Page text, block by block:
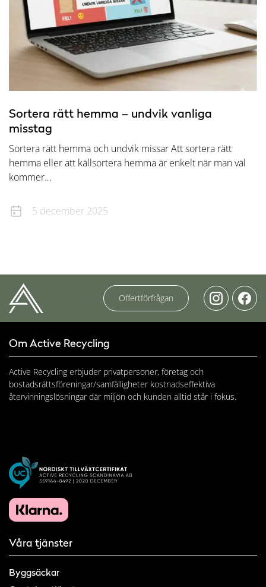
Sortera rätt hemma – undvik vanliga
misstag
Sortera rätt hemma och undvik missar Att sortera rätt
hemma eller att källsortera hemma är enkelt när man väl
kommer…
5 december 2025
Offertförfrågan
Om Active Recycling
Active Recycling erbjuder privatpersoner, företag och
bostadsrättsföreningar/samfälligheter kostnadseffektiva
återvinningslösningar där miljön och kunden alltid står i fokus.
Våra tjänster
Byggsäckar